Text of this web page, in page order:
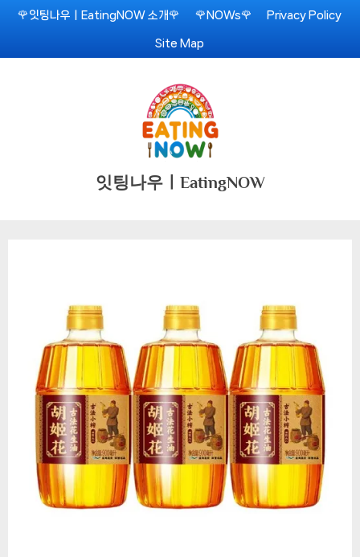
Skip
content
🌹잇팅나우ㅣEatingNOW 소개🌹 🌹NOWs🌹 Privacy Policy
Site Map
잇팅나우ㅣEatingNOW